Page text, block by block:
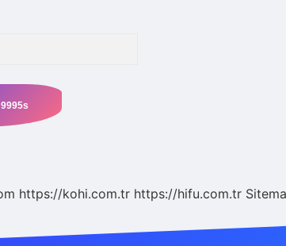
https://kohi.com.tr https://hifu.com.tr